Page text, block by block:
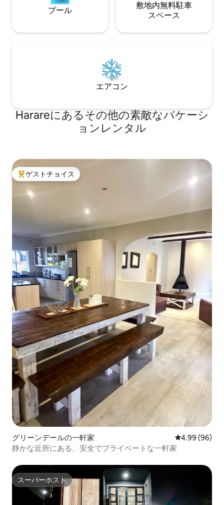
プール
敷地内無料駐⁠車
ス⁠ペ⁠ー⁠ス
エアコン
Harareにあるその他の素敵なバケーシ
ョンレンタル
大好評のゲストチョイスです。
ゲストチョイス
グリーンデールの一軒家 レビュー96件
4.99 (96)
静かな近所にある、安全でプライベートな一軒家
スーパーホスト
スーパーホスト